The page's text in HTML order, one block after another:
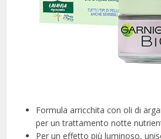
Formula arricchita con oli di
per un trattamento notte
Per un effetto più luminoso,